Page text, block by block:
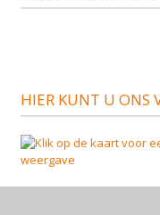
HIER KUNT U ONS